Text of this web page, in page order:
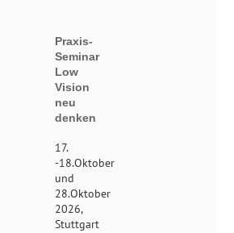
Praxis-
Seminar
Low
Vision
neu
denken
17.
-18.Oktober
und
28.Oktober
2026,
Stuttgart